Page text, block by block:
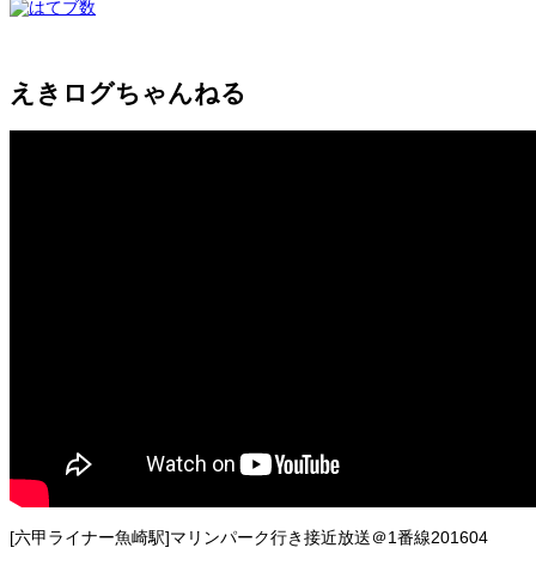
えきログちゃんねる
[六甲ライナー魚崎駅]マリンパーク行き接近放送＠1番線201604